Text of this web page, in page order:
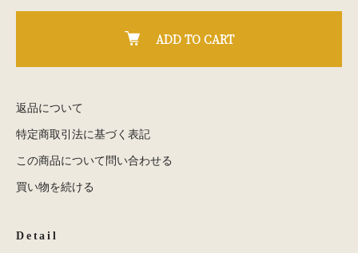
ADD TO CART
返品について
特定商取引法に基づく表記
この商品について問い合わせる
買い物を続ける
Detail